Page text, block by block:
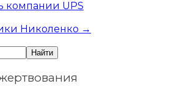
компании UPS
Николенко →
Найти